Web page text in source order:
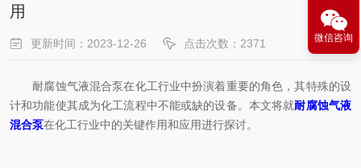
用
更新时间：2023-12-26 点击次数：2371
耐腐蚀气液混合泵在化工行业中扮演着重要的角色，其特殊的设
计和功能使其成为化工流程中不能或缺的设备。本文将就耐腐蚀气液
混合泵在化工行业中的关键作用和应用进行探讨。
微信咨询